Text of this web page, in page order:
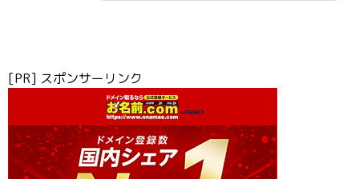
[PR] スポンサーリンク